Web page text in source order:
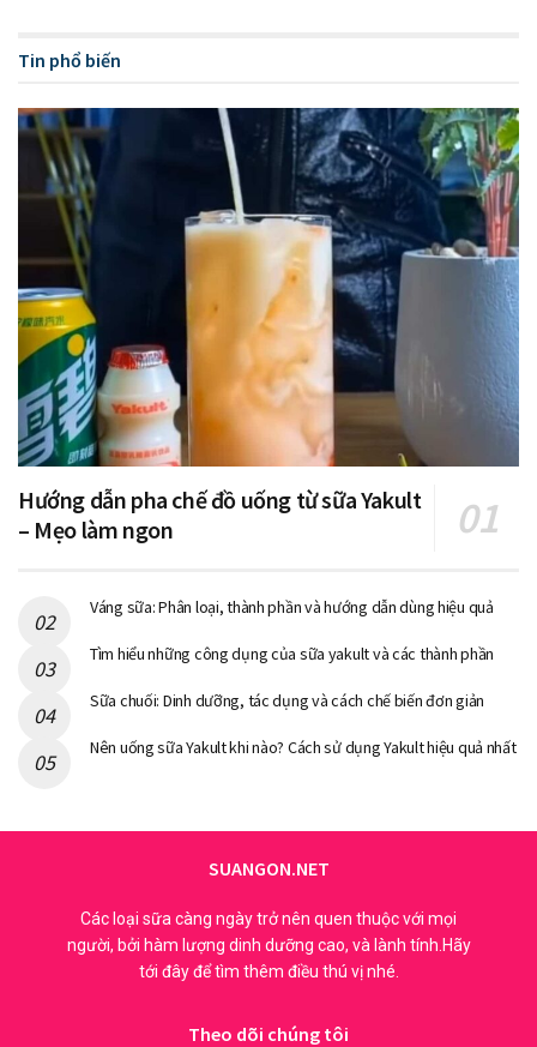
Tin phổ biến
Hướng dẫn pha chế đồ uống từ sữa Yakult
– Mẹo làm ngon
Váng sữa: Phân loại, thành phần và hướng dẫn dùng hiệu quả
Tìm hiểu những công dụng của sữa yakult và các thành phần
Sữa chuối: Dinh dưỡng, tác dụng và cách chế biến đơn giản
Nên uống sữa Yakult khi nào? Cách sử dụng Yakult hiệu quả nhất
SUANGON.NET
Các loại sữa càng ngày trở nên quen thuộc với mọi
người, bởi hàm lượng dinh dưỡng cao, và lành tính.Hãy
tới đây để tìm thêm điều thú vị nhé.
Theo dõi chúng tôi